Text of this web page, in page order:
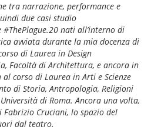
tra narrazione, performance e
due casi studio
nati all’interno di
avviata durante la mia docenza di
di Laurea in Design
Facoltà di Architettura, e ancora in
corso di Laurea in Arti e Scienze
di Storia, Antropologia, Religioni
di Roma. Ancora una volta,
Fabrizio Cruciani, lo spazio del
dal teatro.